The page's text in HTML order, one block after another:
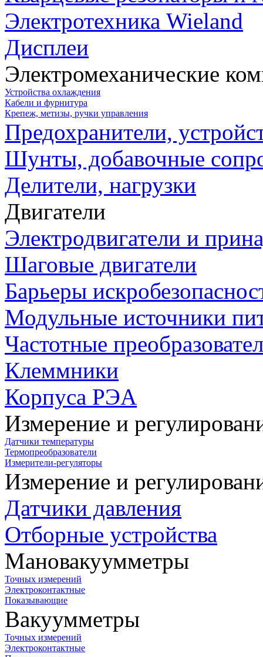
Электротехника Wieland
Дисплеи
Электромеханические
Устройства охлаждения
Кабели и фурнитура
Крепеж, метизы, ручки управления
Предохранители,
Шунты, добавочные
Делители, нагрузки
Двигатели
Электродвигатели и
Шаговые двигатели
Барьеры
Модульные источники
Частотные
Клеммники
Корпуса РЭА
Измерение и
Датчики температуры
Термопреобразователи
Измерители-регуляторы
Измерение и
Датчики давления
Отборные устройства
Мановакуумметры
Точных измерений
Электроконтактные
Показывающие
Вакуумметры
Точных измерений
Электроконтактные